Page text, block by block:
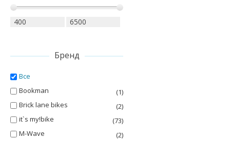
Бренд
Все
Bookman
(1)
Brick lane bikes
(2)
it`s my!bike
(73)
M-Wave
(2)